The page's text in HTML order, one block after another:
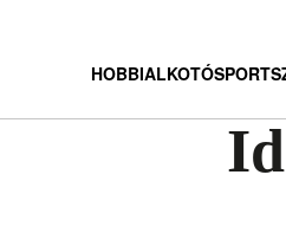
HOBBIALKOTÓSPORT